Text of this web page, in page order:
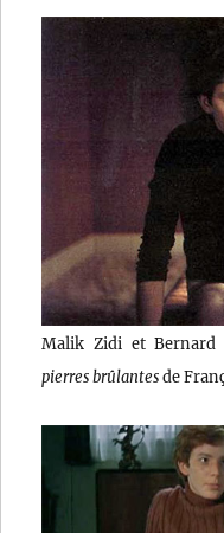
Malik Zidi et Bernard
pierres brûlantesde